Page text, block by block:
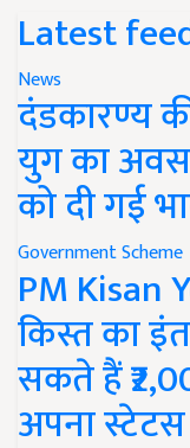
Latest
News
दंडकारण्य
युग का
को दी गई
Government Scheme
PM Kisan
किस्त का
सकते हैं
अपना स्टेटस